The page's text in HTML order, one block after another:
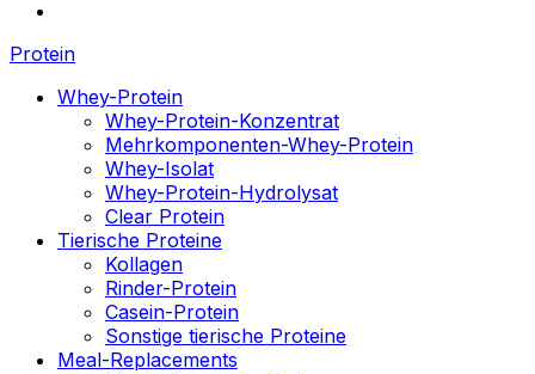
Protein
Whey-Protein
Whey-Protein-Konzentrat
Mehrkomponenten-Whey-Protein
Whey-Isolat
Whey-Protein-Hydrolysat
Clear Protein
Tierische Proteine
Kollagen
Rinder-Protein
Casein-Protein
Sonstige tierische Proteine
Meal-Replacements